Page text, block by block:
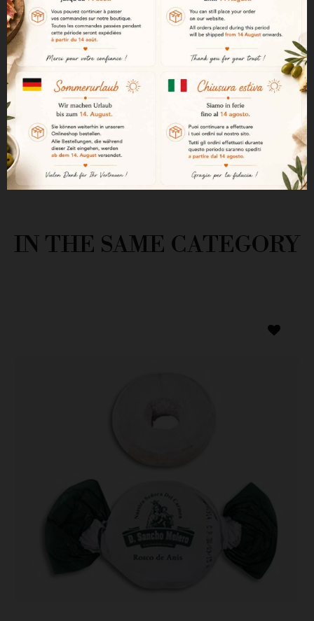
"Rosco de Anis" är en rousquille
med anismak.
Vi hittar denna dessertbakelse
på andalusiska bord.
4 kg låda
IN THE SAME CATEGORY